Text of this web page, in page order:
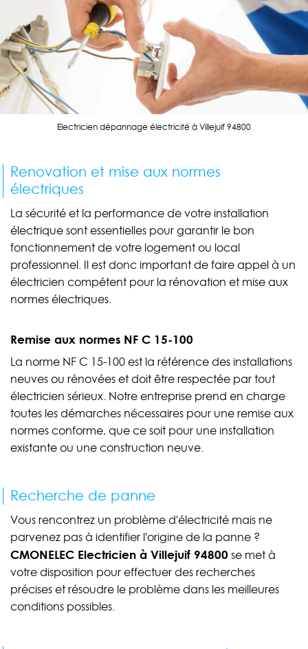
Electricien dépannage électricité à Villejuif 94800
Renovation et mise aux normes
électriques
La sécurité et la performance de votre installation
électrique sont essentielles pour garantir le bon
fonctionnement de votre logement ou local
professionnel. Il est donc important de faire appel à un
électricien compétent pour la rénovation et mise aux
normes électriques.
Remise aux normes NF C 15-100
La norme NF C 15-100 est la référence des installations
neuves ou rénovées et doit être respectée par tout
électricien sérieux. Notre entreprise prend en charge
toutes les démarches nécessaires pour une remise aux
normes conforme, que ce soit pour une installation
existante ou une construction neuve.
Recherche de panne
Vous rencontrez un problème d'électricité mais ne
parvenez pas à identifier l'origine de la panne ?
CMONELEC Electricien à Villejuif 94800 se met à
votre disposition pour effectuer des recherches
précises et résoudre le problème dans les meilleures
conditions possibles.